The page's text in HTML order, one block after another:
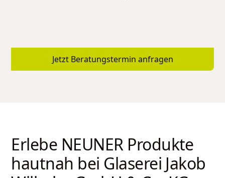
Jetzt Beratungstermin anfragen
Erlebe NEUNER Produkte
hautnah bei Glaserei Jakob